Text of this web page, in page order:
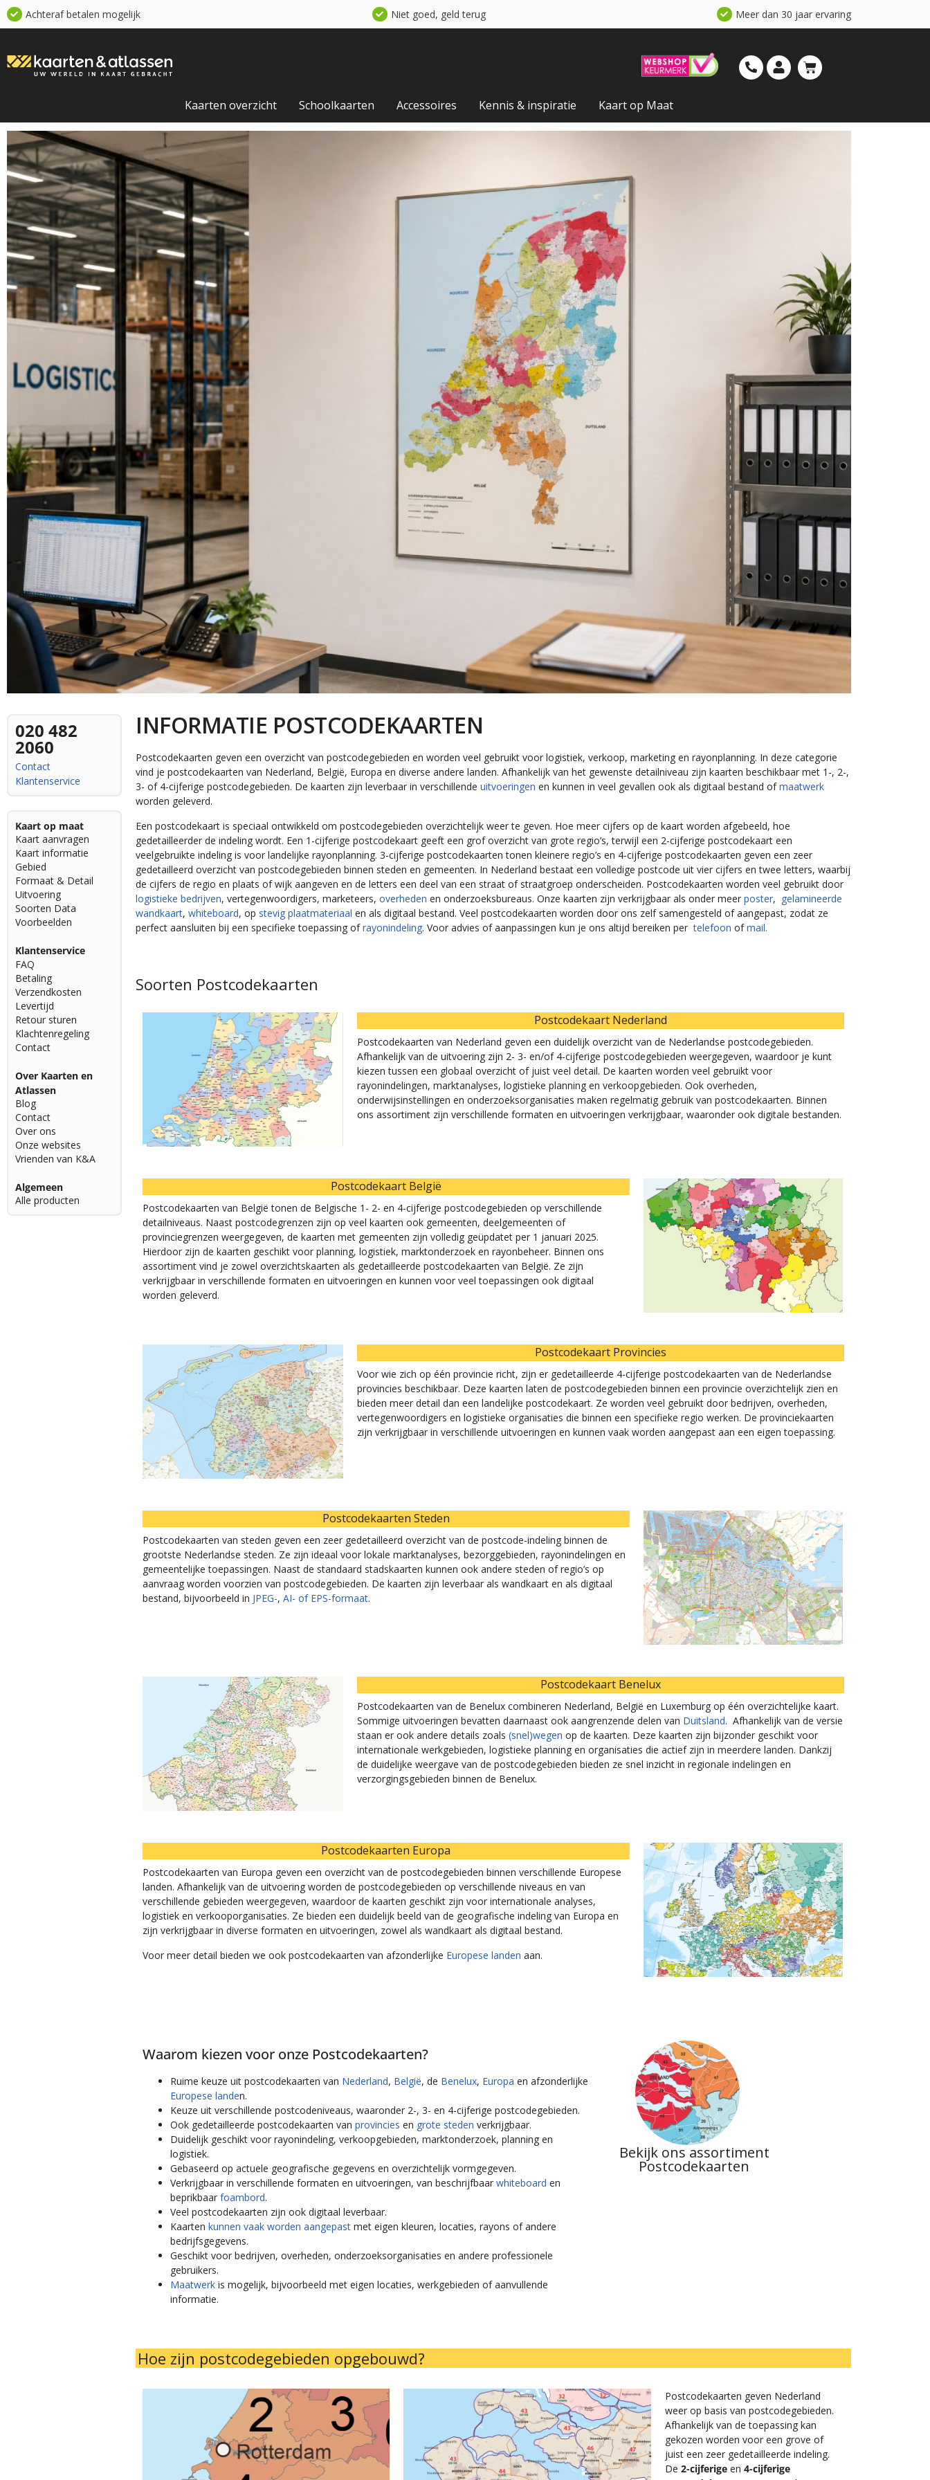
Achteraf betalen mogelijk Niet goed, geld terug Meer dan 30 jaar ervaring
Kaarten overzicht Schoolkaarten Accessoires Kennis & inspiratie Kaart op Maat
020 482
2060
Contact
Klantenservice
Kaart op maat
Kaart aanvragen
Kaart informatie
Gebied
Formaat & Detail
Uitvoering
Soorten Data
Voorbeelden
Klantenservice
FAQ
Betaling
Verzendkosten
Levertijd
Retour sturen
Klachtenregeling
Contact
Over Kaarten en
Atlassen
Blog
Contact
Over ons
Onze websites
Vrienden van K&A
Algemeen
Alle producten
INFORMATIE POSTCODEKAARTEN
Postcodekaarten geven een overzicht van postcodegebieden en worden veel gebruikt voor logistiek, verkoop, marketing en rayonplanning. In deze categorie
vind je postcodekaarten van Nederland, België, Europa en diverse andere landen. Afhankelijk van het gewenste detailniveau zijn kaarten beschikbaar met 1-, 2-,
3- of 4-cijferige postcodegebieden. De kaarten zijn leverbaar in verschillende uitvoeringen en kunnen in veel gevallen ook als digitaal bestand ofmaatwerk
worden geleverd.
Een postcodekaart is speciaal ontwikkeld om postcodegebieden overzichtelijk weer te geven. Hoe meer cijfers op de kaart worden afgebeeld, hoe
gedetailleerder de indeling wordt. Een 1-cijferige postcodekaart geeft een grof overzicht van grote regio’s, terwijl een 2-cijferige postcodekaart een
veelgebruikte indeling is voor landelijke rayonplanning. 3-cijferige postcodekaarten tonen kleinere regio’s en 4-cijferige postcodekaarten geven een zeer
gedetailleerd overzicht van postcodegebieden binnen steden en gemeenten. In Nederland bestaat een volledige postcode uit vier cijfers en twee letters, waarbij
de cijfers de regio en plaats of wijk aangeven en de letters een deel van een straat of straatgroep onderscheiden. Postcodekaarten worden veel gebruikt door
logistieke bedrijven, vertegenwoordigers, marketeers, overheden en onderzoeksbureaus. Onze kaarten zijn verkrijgbaar als onder meer poster, gelamineerde
wandkaart, whiteboard, op stevig plaatmateriaal en als digitaal bestand. Veel postcodekaarten worden door ons zelf samengesteld of aangepast, zodat ze
perfect aansluiten bij een specifieke toepassing ofrayonindeling. Voor advies of aanpassingen kun je ons altijd bereiken pertelefoon ofmail.
Soorten Postcodekaarten
Postcodekaart Nederland
Postcodekaarten van Nederland geven een duidelijk overzicht van de Nederlandse postcodegebieden.
Afhankelijk van de uitvoering zijn 2- 3- en/of 4-cijferige postcodegebieden weergegeven, waardoor je kunt
kiezen tussen een globaal overzicht of juist veel detail. De kaarten worden veel gebruikt voor
rayonindelingen, marktanalyses, logistieke planning en verkoopgebieden. Ook overheden,
onderwijsinstellingen en onderzoeksorganisaties maken regelmatig gebruik van postcodekaarten. Binnen
ons assortiment zijn verschillende formaten en uitvoeringen verkrijgbaar, waaronder ook digitale bestanden.
Postcodekaart België
Postcodekaarten van België tonen de Belgische 1- 2- en 4-cijferige postcodegebieden op verschillende
detailniveaus. Naast postcodegrenzen zijn op veel kaarten ook gemeenten, deelgemeenten of
provinciegrenzen weergegeven, de kaarten met gemeenten zijn volledig geüpdatet per 1 januari 2025.
Hierdoor zijn de kaarten geschikt voor planning, logistiek, marktonderzoek en rayonbeheer. Binnen ons
assortiment vind je zowel overzichtskaarten als gedetailleerde postcodekaarten van België. Ze zijn
verkrijgbaar in verschillende formaten en uitvoeringen en kunnen voor veel toepassingen ook digitaal
worden geleverd.
Postcodekaart Provincies
Voor wie zich op één provincie richt, zijn er gedetailleerde 4-cijferige postcodekaarten van de Nederlandse
provincies beschikbaar. Deze kaarten laten de postcodegebieden binnen een provincie overzichtelijk zien en
bieden meer detail dan een landelijke postcodekaart. Ze worden veel gebruikt door bedrijven, overheden,
vertegenwoordigers en logistieke organisaties die binnen een specifieke regio werken. De provinciekaarten
zijn verkrijgbaar in verschillende uitvoeringen en kunnen vaak worden aangepast aan een eigen toepassing.
Postcodekaarten Steden
Postcodekaarten van steden geven een zeer gedetailleerd overzicht van de postcode-indeling binnen de
grootste Nederlandse steden. Ze zijn ideaal voor lokale marktanalyses, bezorggebieden, rayonindelingen en
gemeentelijke toepassingen. Naast de standaard stadskaarten kunnen ook andere steden of regio’s op
aanvraag worden voorzien van postcodegebieden. De kaarten zijn leverbaar als wandkaart en als digitaal
bestand, bijvoorbeeld in JPEG-, AI- of EPS-formaat.
Postcodekaart Benelux
Postcodekaarten van de Benelux combineren Nederland, België en Luxemburg op één overzichtelijke kaart.
Sommige uitvoeringen bevatten daarnaast ook aangrenzende delen van Duitsland. Afhankelijk van de versie
staan er ook andere details zoals(snel)wegen op de kaarten. Deze kaarten zijn bijzonder geschikt voor
internationale werkgebieden, logistieke planning en organisaties die actief zijn in meerdere landen. Dankzij
de duidelijke weergave van de postcodegebieden bieden ze snel inzicht in regionale indelingen en
verzorgingsgebieden binnen de Benelux.
Postcodekaarten Europa
Postcodekaarten van Europa geven een overzicht van de postcodegebieden binnen verschillende Europese
landen. Afhankelijk van de uitvoering worden de postcodegebieden op verschillende niveaus en van
verschillende gebieden weergegeven, waardoor de kaarten geschikt zijn voor internationale analyses,
logistiek en verkooporganisaties. Ze bieden een duidelijk beeld van de geografische indeling van Europa en
zijn verkrijgbaar in diverse formaten en uitvoeringen, zowel als wandkaart als digitaal bestand.
Voor meer detail bieden we ook postcodekaarten van afzonderlijke Europese landen aan.
Waarom kiezen voor onze Postcodekaarten?
Ruime keuze uit postcodekaarten van Nederland, België, de Benelux, Europa en afzonderlijke
Europese landen.
Keuze uit verschillende postcodeniveaus, waaronder 2-, 3- en 4-cijferige postcodegebieden.
Ook gedetailleerde postcodekaarten van provincies en grote steden verkrijgbaar.
Duidelijk geschikt voor rayonindeling, verkoopgebieden, marktonderzoek, planning en
logistiek.
Gebaseerd op actuele geografische gegevens en overzichtelijk vormgegeven.
Verkrijgbaar in verschillende formaten en uitvoeringen, van beschrijfbaar whiteboard en
beprikbaar foambord.
Veel postcodekaarten zijn ook digitaal leverbaar.
Kaarten kunnen vaak worden aangepast met eigen kleuren, locaties, rayons of andere
bedrijfsgegevens.
Geschikt voor bedrijven, overheden, onderzoeksorganisaties en andere professionele
gebruikers.
Maatwerk is mogelijk, bijvoorbeeld met eigen locaties, werkgebieden of aanvullende
informatie.
Bekijk ons assortiment
Postcodekaarten
Hoe zijn postcodegebieden opgebouwd?
Postcodekaarten geven Nederland
weer op basis van postcodegebieden.
Afhankelijk van de toepassing kan
gekozen worden voor een grove of
juist een zeer gedetailleerde indeling.
De 2-cijferigeen 4-cijferige